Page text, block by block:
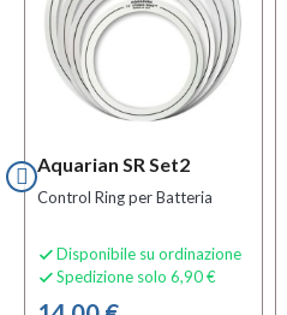
Aquarian SR Set2
Control Ring per Batteria
 Disponibile su ordinazione
 Spedizione solo 6,90 €